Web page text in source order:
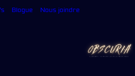
Blogue Nous joindre